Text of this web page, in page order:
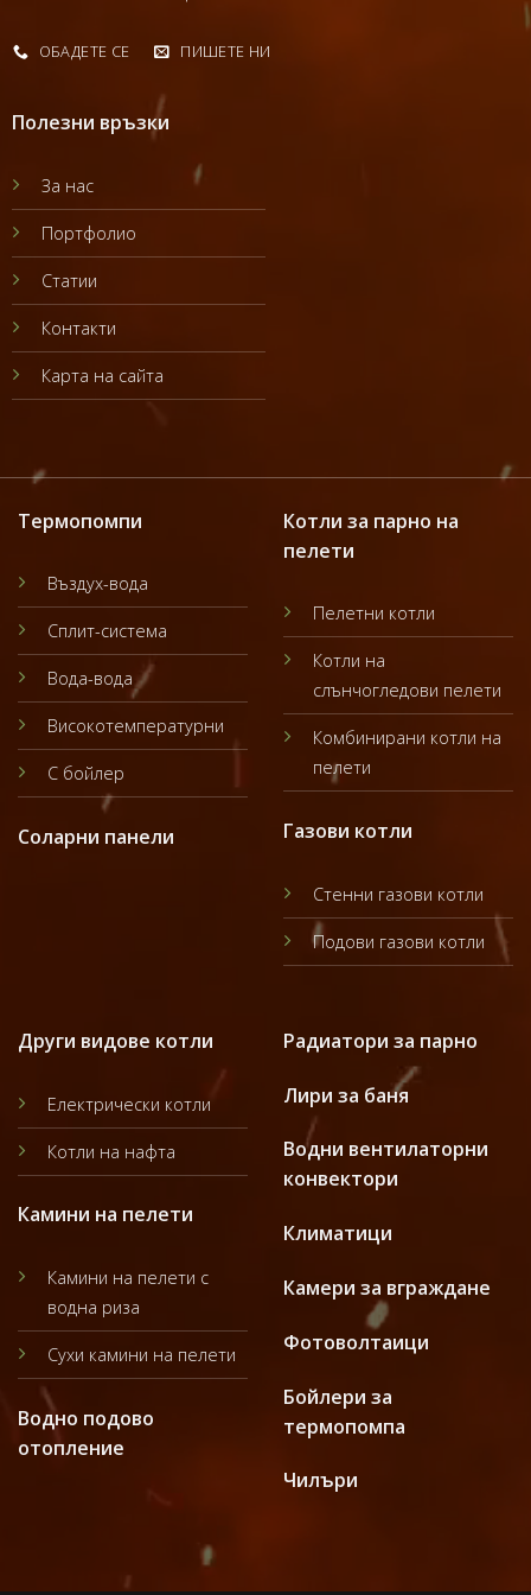
ОБАДЕТЕ СЕ ПИШЕТЕ НИ
Полезни връзки
За нас
Портфолио
Статии
Контакти
Карта на сайта
Термопомпи
Въздух-вода
Сплит-система
Вода-вода
Високотемпературни
С бойлер
Соларни панели
Котли за парно на
пелети
Пелетни котли
Котли на
слънчогледови пелети
Комбинирани котли на
пелети
Газови котли
Стенни газови котли
Подови газови котли
Други видове котли
Електрически котли
Котли на нафта
Камини на пелети
Камини на пелети с
водна риза
Сухи камини на пелети
Водно подово
отопление
Радиатори за парно
Лири за баня
Водни вентилаторни
конвектори
Климатици
Камери за вграждане
Фотоволтаици
Бойлери за
термопомпа
Чилъри